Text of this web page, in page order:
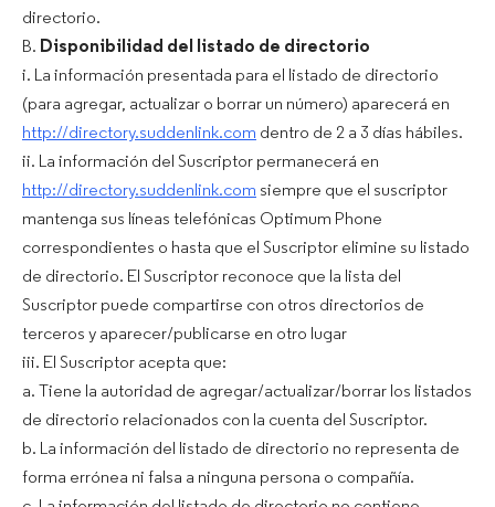
directorio.
B. Disponibilidad del listado de directorio
i. La información presentada para el listado de directorio
(para agregar, actualizar o borrar un número) aparecerá en
http://directory.suddenlink.com dentro de 2 a 3 días hábiles.
ii. La información del Suscriptor permanecerá en
http://directory.suddenlink.com siempre que el suscriptor
mantenga sus líneas telefónicas Optimum Phone
correspondientes o hasta que el Suscriptor elimine su listado
de directorio. El Suscriptor reconoce que la lista del
Suscriptor puede compartirse con otros directorios de
terceros y aparecer/publicarse en otro lugar
iii. El Suscriptor acepta que:
a. Tiene la autoridad de agregar/actualizar/borrar los listados
de directorio relacionados con la cuenta del Suscriptor.
b. La información del listado de directorio no representa de
forma errónea ni falsa a ninguna persona o compañía.